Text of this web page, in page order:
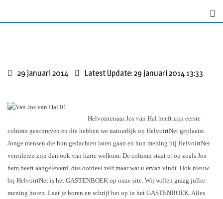
29 januari 2014 Latest Update: 29 januari 2014 13:33
Helvoirtenaar Jos van Hal heeft zijn eerste
column geschreven en die hebben we natuurlijk op HelvoirtNet geplaatst.
Jonge mensen die hun gedachten laten gaan en hun mening bij HelvoirtNet
ventileren zijn dan ook van harte welkom. De column staat er op zoals Jos
hem heeft aangeleverd, dus oordeel zelf maar wat u ervan vindt. Ook nieuw
bij HelvoirtNet is het GASTENBOEK op onze site. Wij willen graag jullie
mening horen. Laat je horen en schrijf het op in het GASTENBOEK. Alles